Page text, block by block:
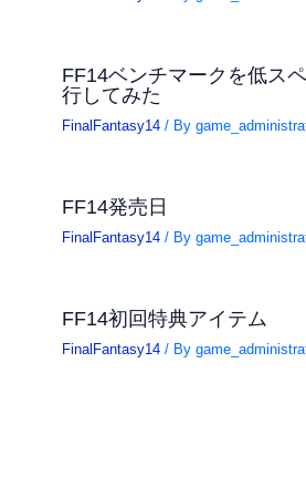
FF14ベンチマークを低ス
行してみた
FinalFantasy14 / By
FF14発売日
FinalFantasy14 / By
FF14初回特典アイテム
FinalFantasy14 / By